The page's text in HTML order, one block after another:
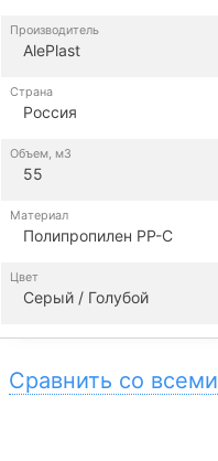
Производитель
AlePlast
Страна
Россия
Объем, м3
55
Материал
Полипропилен PP-C
Цвет
Серый / Голубой
Сравнить со